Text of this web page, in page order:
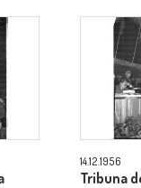
14.12.1956
Tribuna